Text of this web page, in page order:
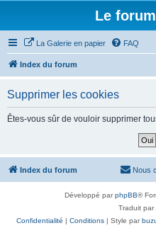
Le
La Galerie en papier FAQ
Index du forum
Supprimer les cookies
Êtes-vous sûr de vouloir supprimer
Index du forum Nous
Développé parphpBB®
Traduit par
Confidentialité | Conditions| Style par